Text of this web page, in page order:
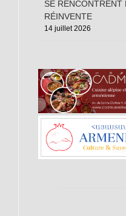
SE RENCONTRENT
RÉINVENTE
14 juillet 2026